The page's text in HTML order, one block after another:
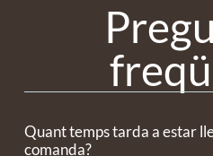
Quant temps tarda a estar
comanda?